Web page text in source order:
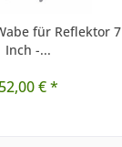
für Reflektor 7
Inch -...
52,00 € *